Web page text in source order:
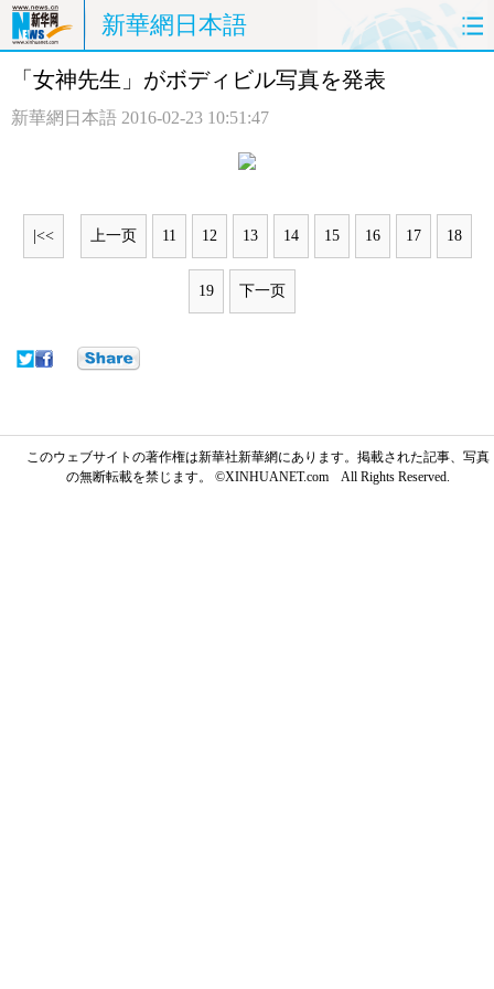
新華網日本語
ホームページ 政治
「女神先生」がボディビル写真を発表
新華網日本語 2016-02-23 10:51:47
|<< 上一页 11 12 13 14 15 16 17 18
19 下一页
このウェブサイトの著作権は新華社新華網にあります。掲載された記事、写真
の無断転載を禁じます。 ©XINHUANET.com All Rights Reserved.